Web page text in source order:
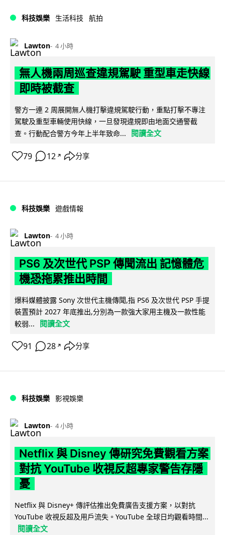
科技娛樂 生活科技 航拍
Lawton 4 小時
無人機兩周巡查違規駕駛 重型車走快線
即時被截查
警方一連 2 周展開無人機打擊違規駕駛行動，重點打擊不專注
駕駛及重型車輛使用快線，一旦發現違規即由地面交通警截
查。行動配合警方今年上半年致命...
閱讀全文
79 12 ↗ 分享
科技娛樂 遊戲情報
Lawton 4 小時
PS6 及次世代 PSP 傳聞流出 記憶體危
機恐拖累推出時間
爆料媒體披露 Sony 次世代主機傳聞,指 PS6 及次世代 PSP 手提
裝置預計 2027 年底推出,分別為一款強大家用主機及一款性能
較弱...
閱讀全文
91 28 ↗ 分享
科技娛樂 影視娛樂
Lawton 4 小時
Netflix 與 Disney 傳研究免費觀看方案
對抗 YouTube 收視反超專家警告存隱
憂
Netflix 與 Disney+ 傳評估推出免費廣告支援方案，以對抗
YouTube 收視反超及用戶流失。YouTube 全球日均觀看時間...
閱讀全文